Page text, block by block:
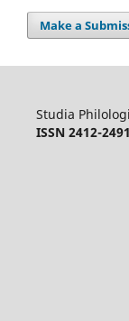
Make a
Studia
ISSN 2412-